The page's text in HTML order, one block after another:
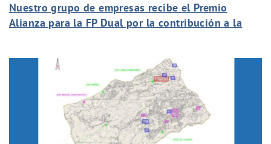
Nuestro grupo de empresas recibe el Premio
Alianza para la FP Dual por la contribución a la